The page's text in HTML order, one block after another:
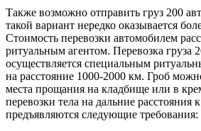
Также возможно отправить груз 200
такой вариант нередко оказывается
Стоимость перевозки автомобилем
ритуальным агентом. Перевозка груза
осуществляется специальным
на расстояние 1000-2000 км. Гроб
места прощания на кладбище или в
перевозки тела на дальние расстояния
предъявляются следующие требования: